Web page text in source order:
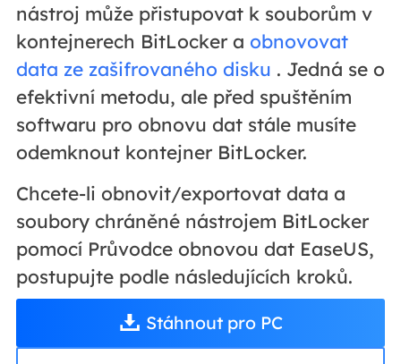
nástroj může přistupovat k souborům v
kontejnerech BitLocker a obnovovat
data ze zašifrovaného disku . Jedná se o
efektivní metodu, ale před spuštěním
softwaru pro obnovu dat stále musíte
odemknout kontejner BitLocker.
Chcete-li obnovit/exportovat data a
soubory chráněné nástrojem BitLocker
pomocí Průvodce obnovou dat EaseUS,
postupujte podle následujících kroků.
Stáhnout pro PC